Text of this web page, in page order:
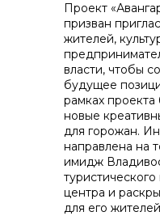
Контакты
Проект
призван
жителей,
власти, чтобы
будущее
рамках
новые
для горожан.
направлена на
имидж
центра и
для его